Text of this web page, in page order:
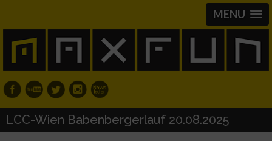
MENU
LCC-Wien Babenbergerlauf 20.08.2025